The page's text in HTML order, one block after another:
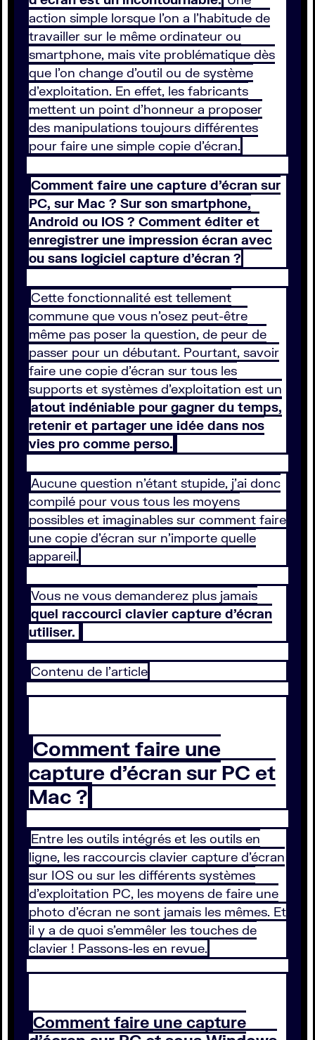
action simple lorsque l’on a l’habitude de
travailler sur le même ordinateur ou
smartphone, mais vite problématique dès
que l’on change d’outil ou de système
d’exploitation. En effet, les fabricants
mettent un point d’honneur a proposer
des manipulations toujours différentes
pour faire une simple copie d’écran.
Comment faire une capture d’écran sur
PC, sur Mac ? Sur son smartphone,
Android ou IOS ? Comment éditer et
enregistrer une impression écran avec
ou sans logiciel capture d’écran ?
Cette fonctionnalité est tellement
commune que vous n’osez peut-être
même pas poser la question, de peur de
passer pour un débutant. Pourtant, savoir
faire une copie d’écran sur tous les
supports et systèmes d’exploitation est un
atout indéniable pour gagner du temps,
retenir et partager une idée dans nos
vies pro comme perso.
Aucune question n’étant stupide, j’ai donc
compilé pour vous tous les moyens
possibles et imaginables sur comment faire
une copie d’écran sur n’importe quelle
appareil.
Vous ne vous demanderez plus jamais
quel raccourci clavier capture d’écran
utiliser.
Contenu de l’article
Comment faire une
capture d’écran sur PC et
Mac ?
Entre les outils intégrés et les outils en
ligne, les raccourcis clavier capture d’écran
sur IOS ou sur les différents systèmes
d’exploitation PC, les moyens de faire une
photo d’écran ne sont jamais les mêmes. Et
il y a de quoi s’emmêler les touches de
clavier ! Passons-les en revue.
Comment faire une capture